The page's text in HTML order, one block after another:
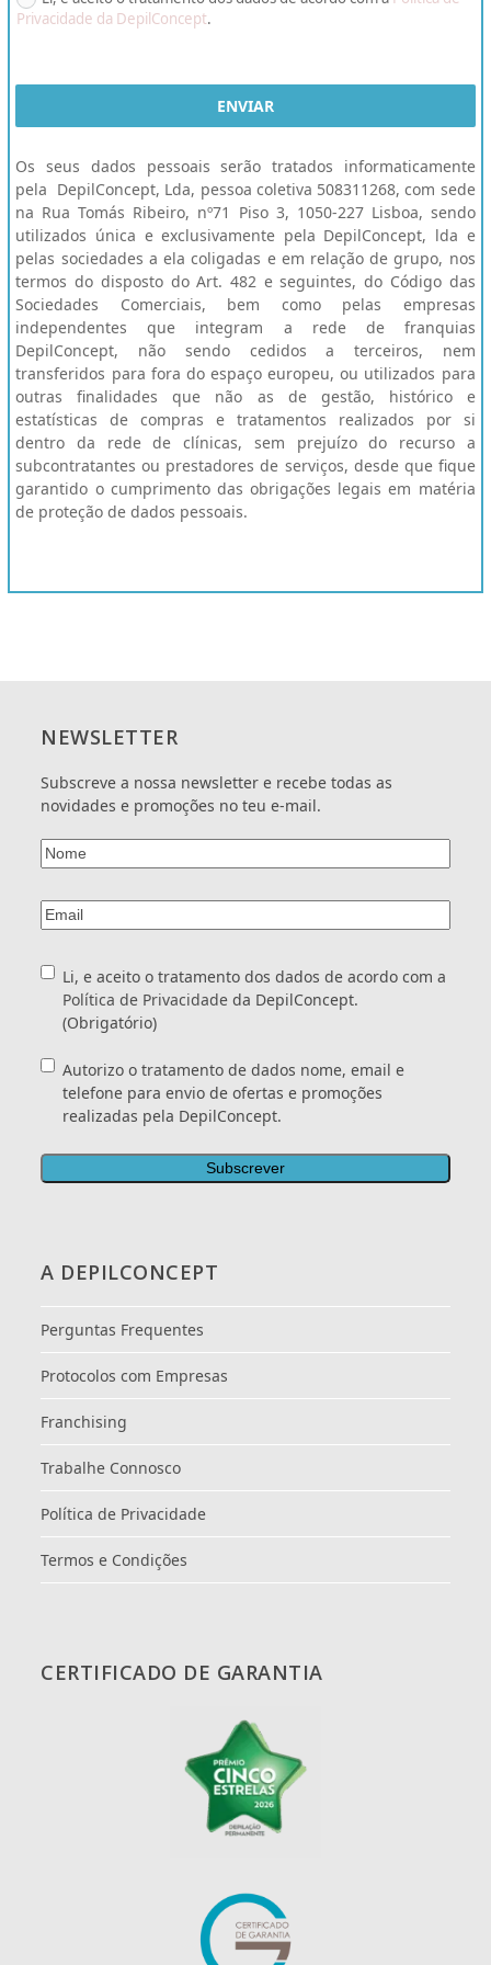
Privacidade da DepilConcept.
ENVIAR
Os seus dados pessoais serão tratados informaticamente
pela  DepilConcept, Lda, pessoa coletiva 508311268, com sede
na Rua Tomás Ribeiro, nº71 Piso 3, 1050-227 Lisboa, sendo
utilizados única e exclusivamente pela DepilConcept, lda e
pelas sociedades a ela coligadas e em relação de grupo, nos
termos do disposto do Art. 482 e seguintes, do Código das
Sociedades Comerciais, bem como pelas empresas
independentes que integram a rede de franquias
DepilConcept, não sendo cedidos a terceiros, nem
transferidos para fora do espaço europeu, ou utilizados para
outras finalidades que não as de gestão, histórico e
estatísticas de compras e tratamentos realizados por si
dentro da rede de clínicas, sem prejuízo do recurso a
subcontratantes ou prestadores de serviços, desde que fique
garantido o cumprimento das obrigações legais em matéria
de proteção de dados pessoais.
NEWSLETTER
Subscreve a nossa newsletter e recebe todas as
novidades e promoções no teu e-mail.
Nome(Obrigatório)
Email(Obrigatório)
Consentimento(Obrigatório)
Li, e aceito o tratamento dos dados de acordo com a
Política de Privacidade da DepilConcept.
(Obrigatório)
Consentimento
Autorizo o tratamento de dados nome, email e
telefone para envio de ofertas e promoções
realizadas pela DepilConcept.
A DEPILCONCEPT
Perguntas Frequentes
Protocolos com Empresas
Franchising
Trabalhe Connosco
Política de Privacidade
Termos e Condições
CERTIFICADO DE GARANTIA